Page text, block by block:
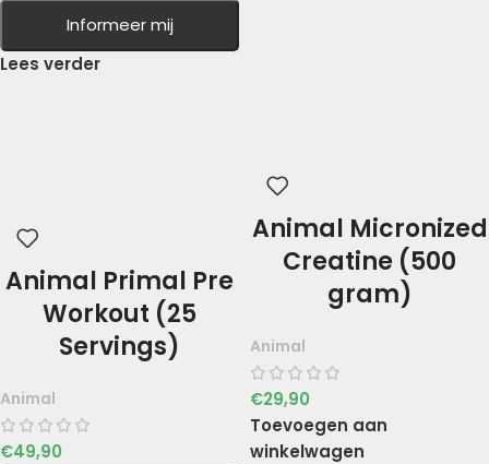
Informeer mij
Lees verder
Animal Primal Pre
Workout (25
Servings)
Animal
€49,90
Animal Micronized
Creatine (500
gram)
Animal
€29,90
Toevoegen aan
winkelwagen